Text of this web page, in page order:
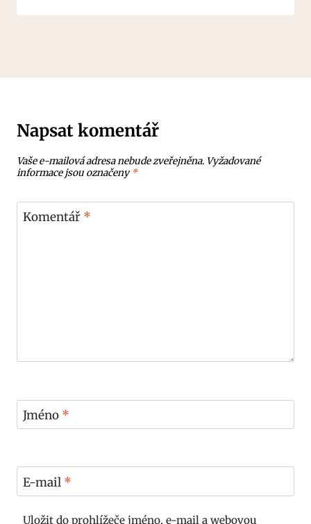
Napsat komentář
Vaše e-mailová adresa nebude zveřejněna. Vyžadované
informace jsou označeny*
Komentář *
Jméno *
E-mail *
Uložit do prohlížeče jméno, e-mail a webovou